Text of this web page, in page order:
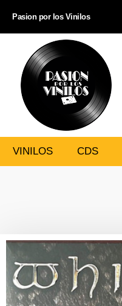
Pasion por los Vinilos
VINILOS CDS